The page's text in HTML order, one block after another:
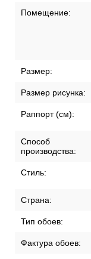
Помещение:
Размер:
Размер рисунка:
Раппорт (см):
Способ
производства:
Стиль:
Страна:
Тип обоев:
Фактура обоев: